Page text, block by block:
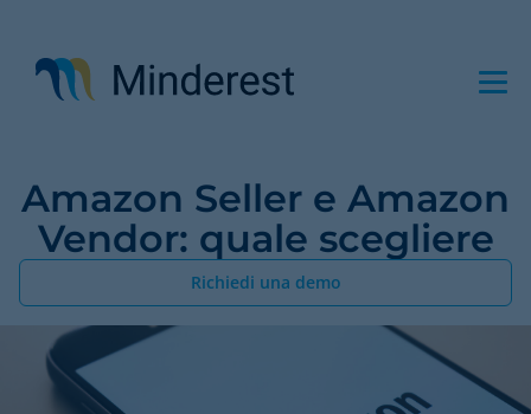
contenuto
principale
Amazon Seller e Amazon
Vendor: quale scegliere
Richiedi una demo